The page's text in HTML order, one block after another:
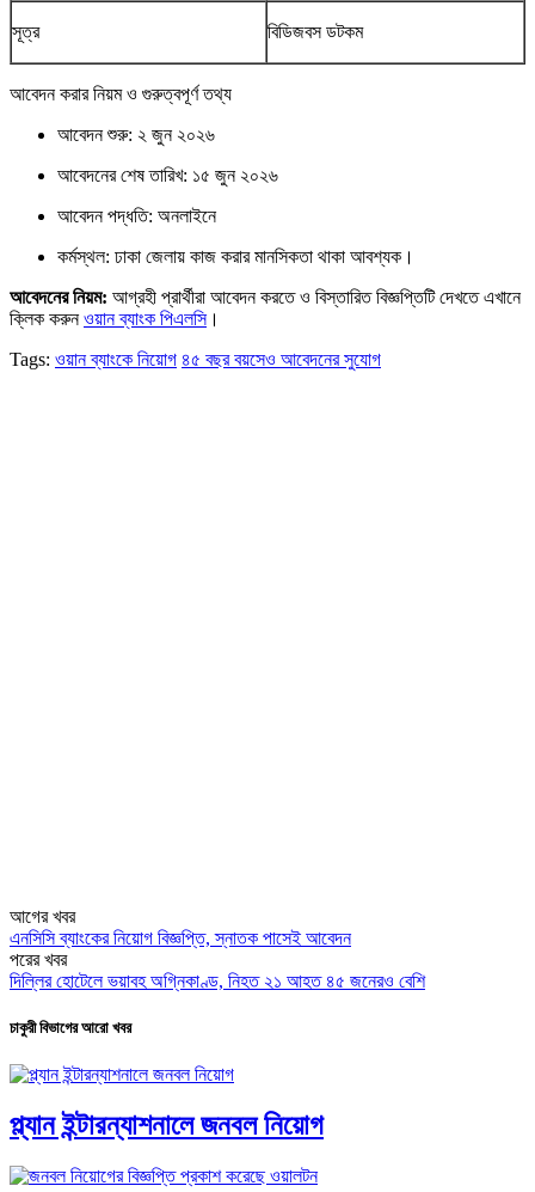
সূত্র বিডিজবস ডটকম
আবেদন করার নিয়ম ও গুরুত্বপূর্ণ তথ্য
আবেদন শুরু: ২ জুন ২০২৬
আবেদনের শেষ তারিখ: ১৫ জুন ২০২৬
আবেদন পদ্ধতি: অনলাইনে
কর্মস্থল: ঢাকা জেলায় কাজ করার মানসিকতা থাকা আবশ্যক।
আবেদনের নিয়ম: আগ্রহী প্রার্থীরা আবেদন করতে ও বিস্তারিত বিজ্ঞপ্তিটি দেখতে এখানে
ক্লিক করুনওয়ান ব্যাংক পিএলসি।
Tags: ওয়ান ব্যাংকে নিয়োগ ৪৫ বছর বয়সেও আবেদনের সুযোগ
আগের খবর
এনসিসি ব্যাংকের নিয়োগ বিজ্ঞপ্তি, স্নাতক পাসেই আবেদন
পরের খবর
দিল্লির হোটেলে ভয়াবহ অগ্নিকাণ্ড, নিহত ২১ আহত ৪৫ জনেরও বেশি
চাকুরী বিভাগের আরো খবর
প্ল্যান ইন্টারন্যাশনালে জনবল নিয়োগ